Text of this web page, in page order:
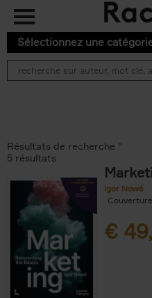
Aller au contenu principal
Sélectionnez une
Résultats de recherche ''
5 résultats
Igor Nowé
€ 49,